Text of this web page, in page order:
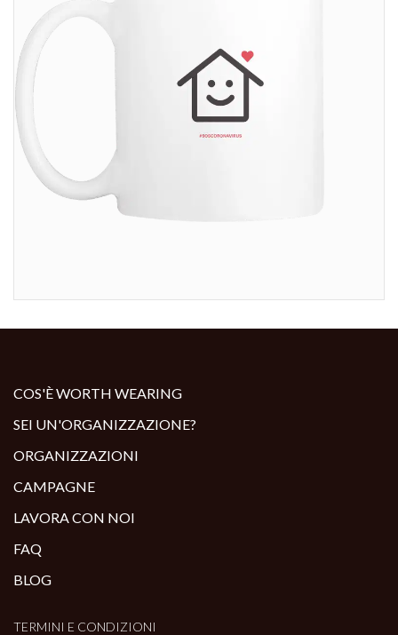
COS'È WORTH WEARING
SEI UN'ORGANIZZAZIONE?
ORGANIZZAZIONI
CAMPAGNE
LAVORA CON NOI
FAQ
BLOG
TERMINI E CONDIZIONI